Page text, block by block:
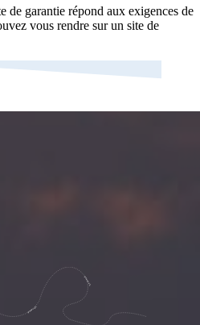
garantie répond aux exigences de
vous rendre sur un site de